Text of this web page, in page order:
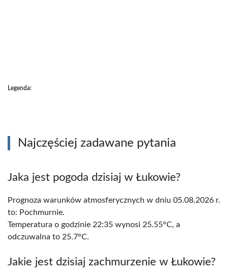
Legenda:
Najczęściej zadawane pytania
Jaka jest pogoda dzisiaj w Łukowie?
Prognoza warunków atmosferycznych w dniu 05.08.2026 r.
to: Pochmurnie.
Temperatura o godzinie 22:35 wynosi 25.55°C, a
odczuwalna to 25.7°C.
Jakie jest dzisiaj zachmurzenie w Łukowie?